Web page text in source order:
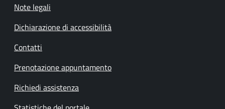
Note legali
Dichiarazione di accessibilità
Contatti
Prenotazione appuntamento
Richiedi assistenza